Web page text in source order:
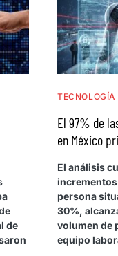
de
TECNOLOGÍA
El 97% de
en México
El análisis
persona
30%,
volumen de
equipo